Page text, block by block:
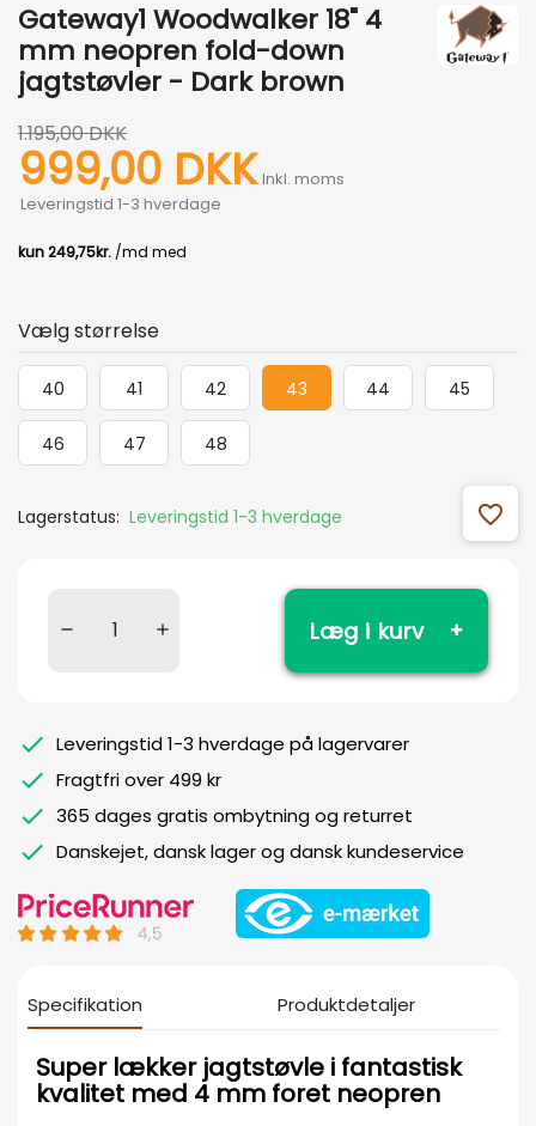
Gateway1 Woodwalker 18" 4
mm neopren fold-down
jagtstøvler - Dark brown
1.195,00 DKK
999,00 DKK Inkl. moms
Leveringstid 1-3 hverdage
Vælg størrelse
40 41 42 43 44 45
46 47 48
Lagerstatus: Leveringstid 1-3 hverdage favorite_outline
Læg i kurv
Leveringstid 1-3 hverdage på lagervarer
Fragtfri over 499 kr
365 dages gratis ombytning og returret
Danskejet, dansk lager og dansk kundeservice
Specifikation Produktdetaljer
Super lækker jagtstøvle i fantastisk
kvalitet med 4 mm foret neopren